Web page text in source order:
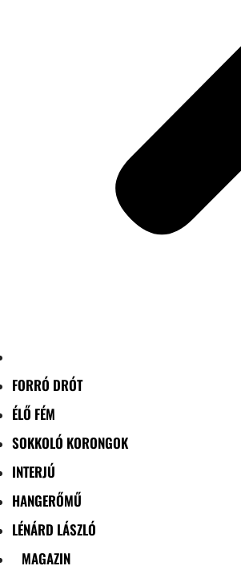
FORRÓ DRÓT
ÉLŐ FÉM
SOKKOLÓ KORONGOK
INTERJÚ
HANGERŐMŰ
LÉNÁRD LÁSZLÓ
MAGAZIN